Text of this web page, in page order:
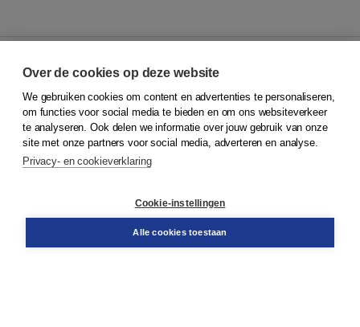
© 2026Koninklijke Boom uitgevers
Klantenservice
Service & informatie
Contact
Over de cookies op deze website
We gebruiken cookies om content en advertenties te personaliseren,
om functies voor social media te bieden en om ons websiteverkeer
te analyseren. Ook delen we informatie over jouw gebruik van onze
site met onze partners voor social media, adverteren en analyse.
Privacy- en cookieverklaring
Cookie-instellingen
Alle cookies toestaan